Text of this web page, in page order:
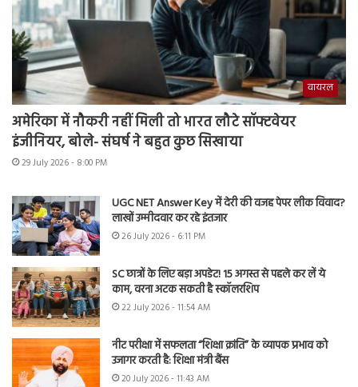
वायरल
अमेरिका में नौकरी नहीं मिली तो भारत लौटे सॉफ्टवेयर
इंजीनियर, बोले- संघर्ष ने बहुत कुछ सिखाया
29 July 2026 - 8:00 PM
UGC NET Answer Key में देरी की वजह पेपर लीक विवाद?
लाखों उम्मीदवार कर रहे इंतजार
26 July 2026 - 6:11 PM
SC छात्रों के लिए बड़ा अपडेट! 15 अगस्त से पहले कर लें ये
काम, वरना अटक सकती है स्कॉलरशिप
22 July 2026 - 11:54 AM
नीट परीक्षा में सफलता “शिक्षा क्रांति” के व्यापक प्रभाव को
उजागर करती है: शिक्षा मंत्री बैंस
20 July 2026 - 11:43 AM